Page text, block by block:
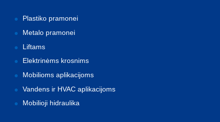
Plastiko pramonei
Metalo pramonei
Liftams
Elektrinėms krosnims
Mobilioms aplikacijoms
Vandens ir HVAC aplikacijoms
Mobilioji hidraulika